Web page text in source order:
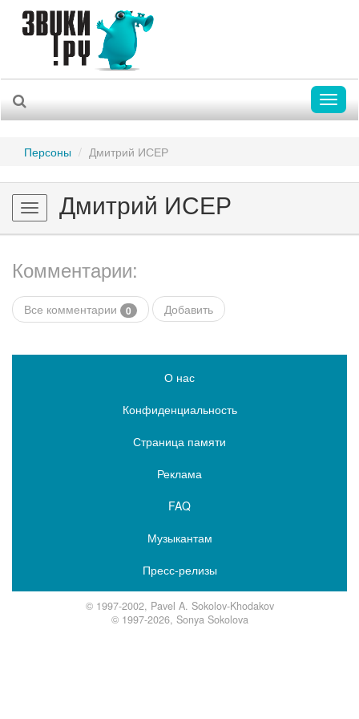
Персоны Дмитрий ИСЕР
Toggle
navigation
Дмитрий ИСЕР
Комментарии:
Все комментарии 0 Добавить
О нас
Конфиденциальность
Страница памяти
Реклама
FAQ
Музыкантам
Пресс-релизы
© 1997-2002, Pavel A. Sokolov-Khodakov
© 1997-2026, Sonya Sokolova